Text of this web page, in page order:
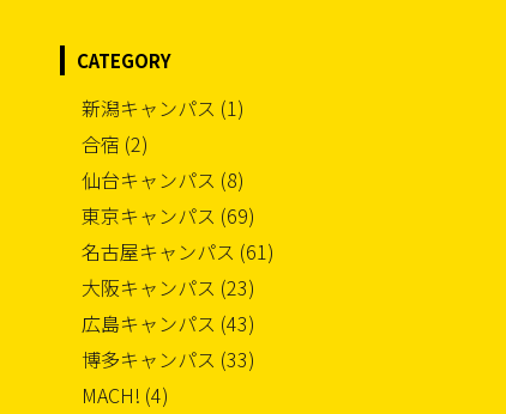
CATEGORY
新潟キャンパス (1)
合宿 (2)
仙台キャンパス (8)
東京キャンパス (69)
名古屋キャンパス (61)
大阪キャンパス (23)
広島キャンパス (43)
博多キャンパス (33)
MACH! (4)